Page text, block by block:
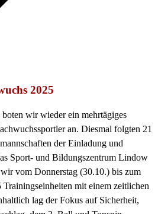
2025
wir wieder ein mehrtägiges
an. Diesmal folgten 21
der Einladung und
Sport- und Bildungszentrum Lindow
vom Donnerstag (30.10.) bis zum
Trainingseinheiten mit einem zeitlichen
lag der Fokus auf Sicherheit,